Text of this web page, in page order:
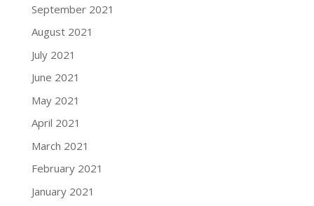
September 2021
August 2021
July 2021
June 2021
May 2021
April 2021
March 2021
February 2021
January 2021